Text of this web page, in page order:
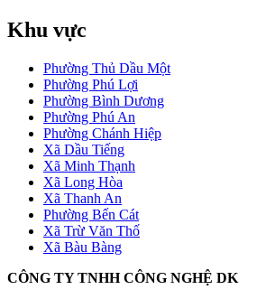
Khu vực
Phường Thủ Dầu Một
Phường Phú Lợi
Phường Bình Dương
Phường Phú An
Phường Chánh Hiệp
Xã Dầu Tiếng
Xã Minh Thạnh
Xã Long Hòa
Xã Thanh An
Phường Bến Cát
Xã Trừ Văn Thố
Xã Bàu Bàng
CÔNG TY TNHH CÔNG NGHỆ DK